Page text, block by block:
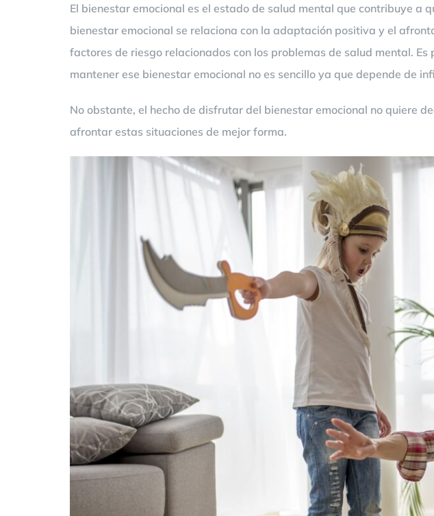
El bienestar emocional es el estado de salud mental que contribuye a
bienestar emocional se relaciona con la adaptación positiva y el
factores de riesgo relacionados con los problemas de salud mental.
mantener ese bienestar emocional no es sencillo ya que depende de
No obstante, el hecho de disfrutar del bienestar emocional no quiere
afrontar estas situaciones de mejor forma.